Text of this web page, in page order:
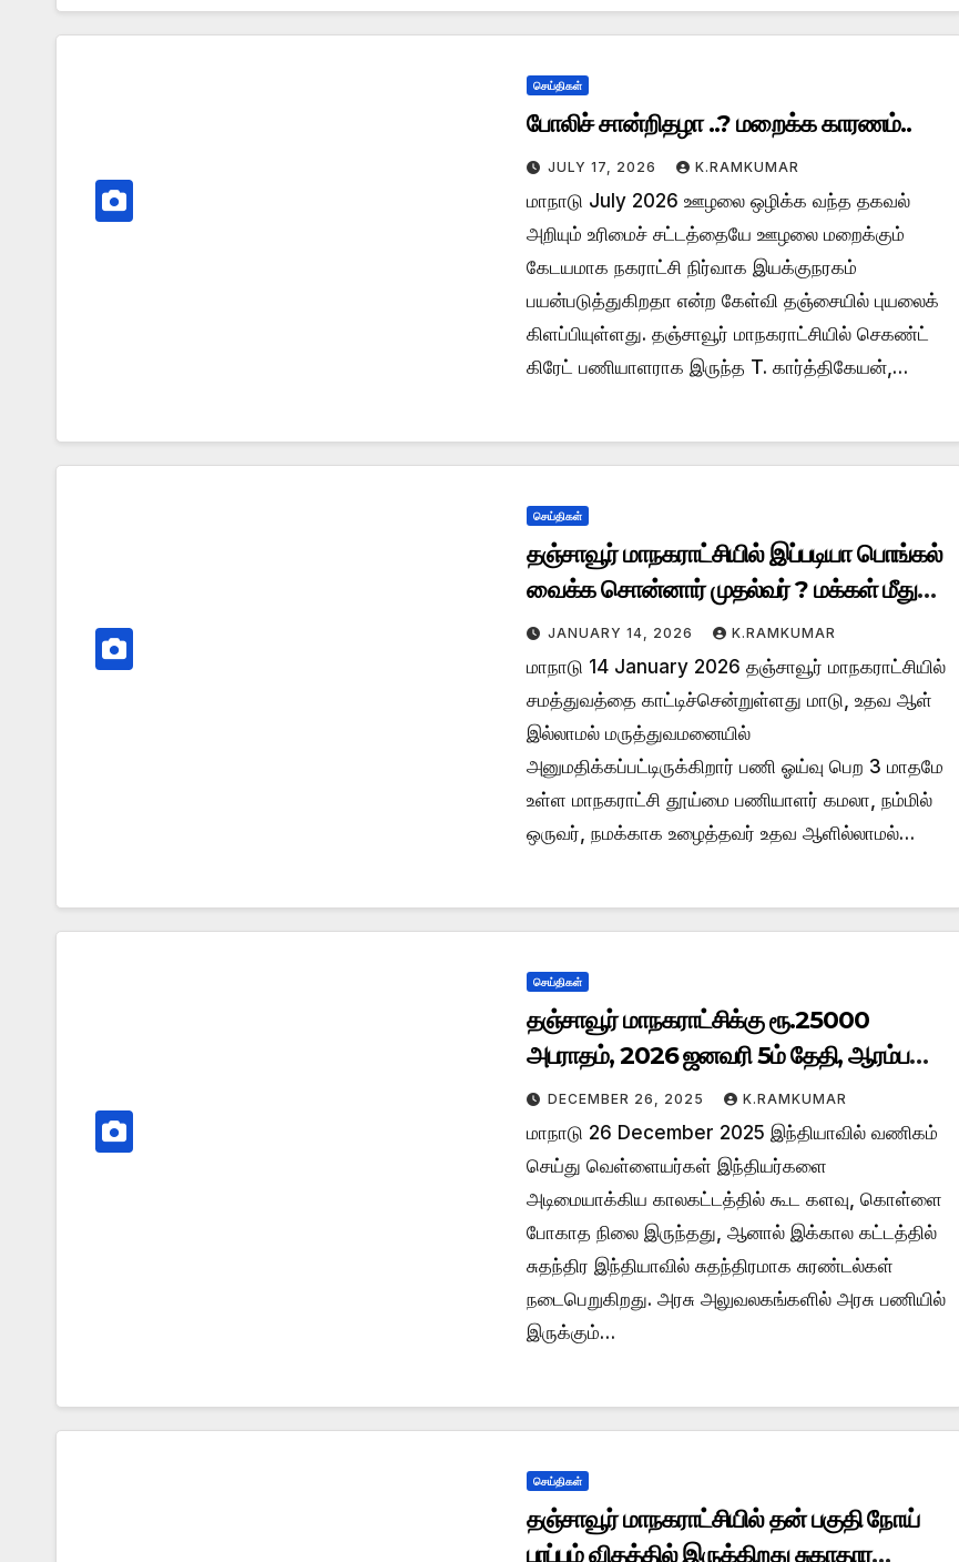
செய்திகள்
போலிச் சான்றிதழா ..? மறைக்க காரணம்..
JULY 17, 2026 K.RAMKUMAR
மாநாடு July 2026 ஊழலை ஒழிக்க வந்த தகவல்
அறியும் உரிமைச் சட்டத்தையே ஊழலை மறைக்கும்
கேடயமாக நகராட்சி நிர்வாக இயக்குநரகம்
பயன்படுத்துகிறதா என்ற கேள்வி தஞ்சையில் புயலைக்
கிளப்பியுள்ளது. தஞ்சாவூர் மாநகராட்சியில் செகண்ட்
கிரேட் பணியாளராக இருந்த T. கார்த்திகேயன்,…
செய்திகள்
தஞ்சாவூர் மாநகராட்சியில் இப்படியா பொங்கல்
வைக்க சொன்னார் முதல்வர் ? மக்கள் மீது
உள்ள அக்கறை?..
JANUARY 14, 2026 K.RAMKUMAR
மாநாடு 14 January 2026 தஞ்சாவூர் மாநகராட்சியில்
சமத்துவத்தை காட்டிச்சென்றுள்ளது மாடு, உதவ ஆள்
இல்லாமல் மருத்துவமனையில்
அனுமதிக்கப்பட்டிருக்கிறார் பணி ஓய்வு பெற 3 மாதமே
உள்ள மாநகராட்சி தூய்மை பணியாளர் கமலா, நம்மில்
ஒருவர், நமக்காக உழைத்தவர் உதவ ஆளில்லாமல்…
செய்திகள்
தஞ்சாவூர் மாநகராட்சிக்கு ரூ.25000
அபராதம், 2026 ஜனவரி 5ம் தேதி, ஆரம்பமே
அமர்க்களம்…
DECEMBER 26, 2025 K.RAMKUMAR
மாநாடு 26 December 2025 இந்தியாவில் வணிகம்
செய்து வெள்ளையர்கள் இந்தியர்களை
அடிமையாக்கிய காலகட்டத்தில் கூட களவு, கொள்ளை
போகாத நிலை இருந்தது, ஆனால் இக்கால கட்டத்தில்
சுதந்திர இந்தியாவில் சுதந்திரமாக சுரண்டல்கள்
நடைபெறுகிறது. அரசு அலுவலகங்களில் அரசு பணியில்
இருக்கும்…
செய்திகள்
தஞ்சாவூர் மாநகராட்சியில் தன் பகுதி நோய்
பரப்பும் விதத்தில் இருக்கிறது சுகாதார